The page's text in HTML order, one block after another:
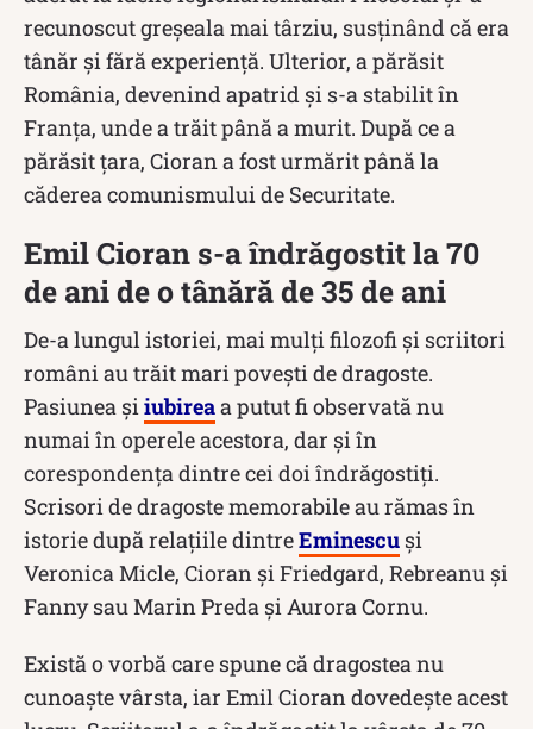
recunoscut greşeala mai târziu, susținând că era
tânăr și fără experiență. Ulterior, a părăsit
România, devenind apatrid și s-a stabilit în
Franța, unde a trăit până a murit. După ce a
părăsit țara, Cioran a fost urmărit până la
căderea comunismului de Securitate.
Emil Cioran s-a îndrăgostit la 70
de ani de o tânără de 35 de ani
De-a lungul istoriei, mai mulți filozofi și scriitori
români au trăit mari povești de dragoste.
Pasiunea și iubireaa putut fi observată nu
numai în operele acestora, dar și în
corespondența dintre cei doi îndrăgostiți.
Scrisori de dragoste memorabile au rămas în
istorie după relațiile dintreEminescu şi
Veronica Micle, Cioran şi Friedgard, Rebreanu şi
Fanny sau Marin Preda şi Aurora Cornu.
Există o vorbă care spune că dragostea nu
cunoaște vârsta, iar Emil Cioran dovedește acest